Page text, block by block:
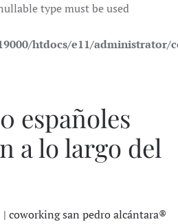
type must be used
htdocs/e11/
españoles
a lo largo del
| coworking san pedro alcántara®